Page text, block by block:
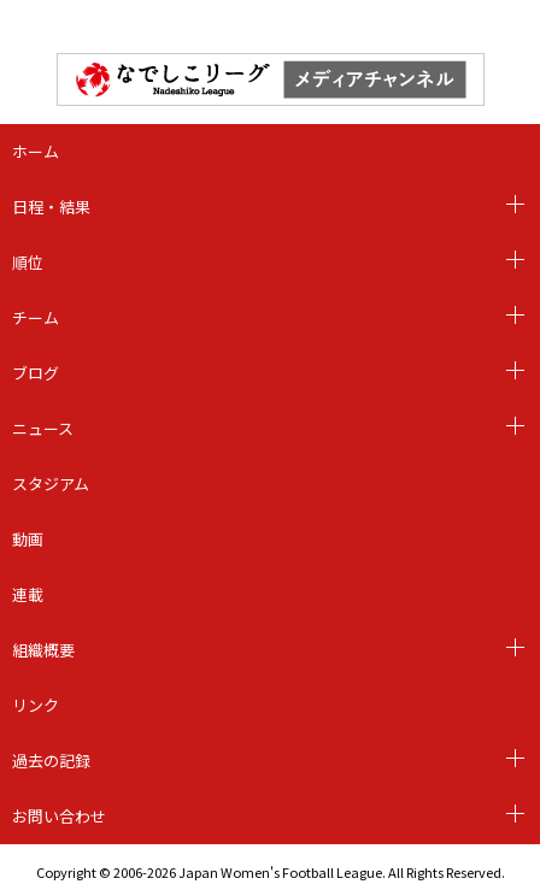
ホーム
日程・結果
順位
チーム
ブログ
ニュース
スタジアム
動画
連載
組織概要
リンク
過去の記録
お問い合わせ
Copyright © 2006-2026 Japan Women's Football League. All Rights Reserved.